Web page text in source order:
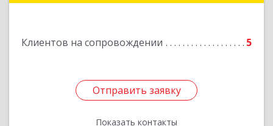
Клиентов на сопровождении 5
Отправить заявку
Показать контакты
Отправить заявку
Назад